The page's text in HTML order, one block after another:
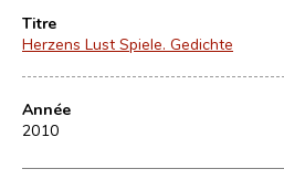
Titre
Herzens Lust Spiele. Gedichte
Année
2010